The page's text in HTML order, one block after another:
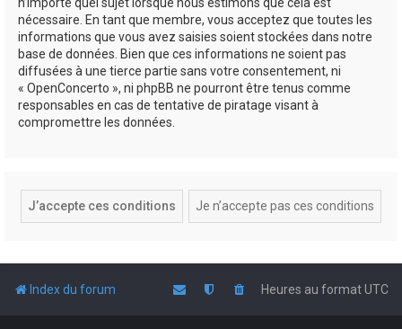
n’importe quel sujet lorsque nous estimons que cela est
nécessaire. En tant que membre, vous acceptez que toutes les
informations que vous avez saisies soient stockées dans notre
base de données. Bien que ces informations ne soient pas
diffusées à une tierce partie sans votre consentement, ni
« OpenConcerto », ni phpBB ne pourront être tenus comme
responsables en cas de tentative de piratage visant à
compromettre les données.
Index du forum Heures au formatUTC